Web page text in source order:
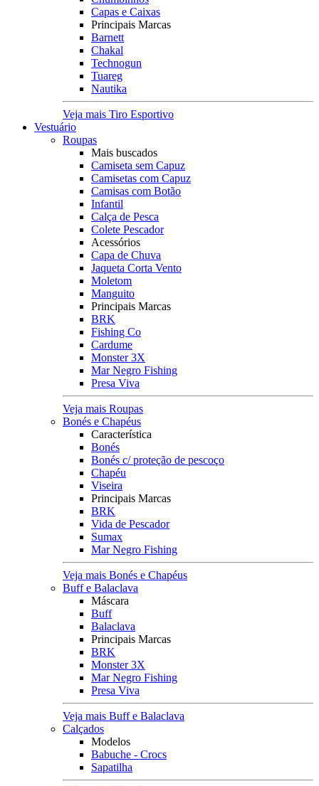
Capas e Caixas
Principais Marcas
Barnett
Chakal
Technogun
Tuareg
Nautika
Veja mais Tiro Esportivo
Vestuário
Roupas
Mais buscados
Camiseta sem Capuz
Camisetas com Capuz
Camisas com Botão
Infantil
Calça de Pesca
Colete Pescador
Acessórios
Capa de Chuva
Jaqueta Corta Vento
Moletom
Manguito
Principais Marcas
BRK
Fishing Co
Cardume
Monster 3X
Mar Negro Fishing
Presa Viva
Veja mais Roupas
Bonés e Chapéus
Característica
Bonés
Bonés c/ proteção de pescoço
Chapéu
Viseira
Principais Marcas
BRK
Vida de Pescador
Sumax
Mar Negro Fishing
Veja mais Bonés e Chapéus
Buff e Balaclava
Máscara
Buff
Balaclava
Principais Marcas
BRK
Monster 3X
Mar Negro Fishing
Presa Viva
Veja mais Buff e Balaclava
Calçados
Modelos
Babuche - Crocs
Sapatilha